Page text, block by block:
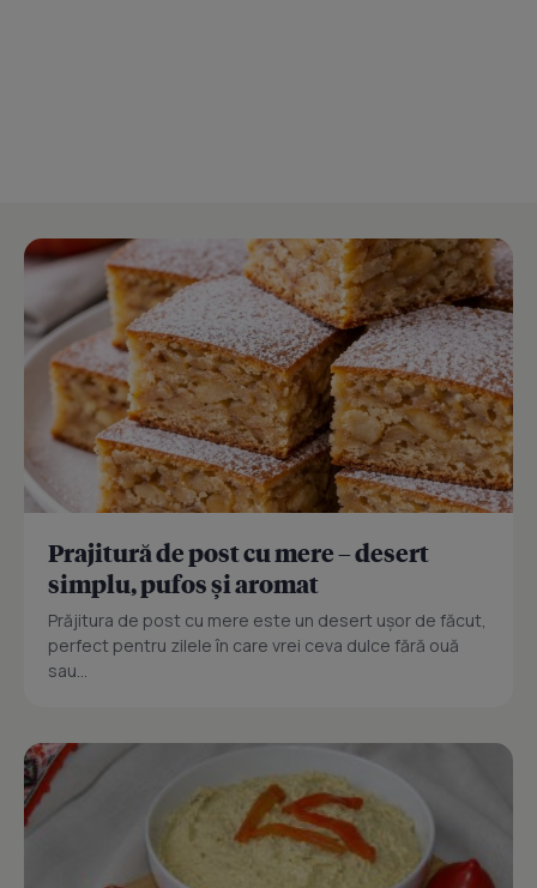
Prajitură de post cu mere – desert
simplu, pufos și aromat
Prăjitura de post cu mere este un desert ușor de făcut,
perfect pentru zilele în care vrei ceva dulce fără ouă
sau...